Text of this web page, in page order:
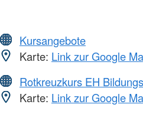
Kursangebote
Karte: Link zur Google
Rotkreuzkurs EH
Karte: Link zur Google